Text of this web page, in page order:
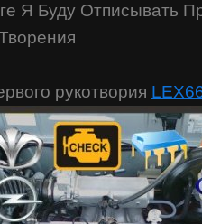
Я Буду Отписывать
рукотвория